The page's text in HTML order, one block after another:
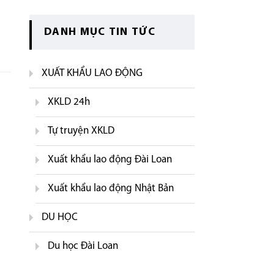
DANH MỤC TIN TỨC
XUẤT KHẨU LAO ĐỘNG
XKLD 24h
Tự truyện XKLD
Xuất khẩu lao động Đài Loan
Xuất khẩu lao động Nhật Bản
DU HỌC
Du học Đài Loan